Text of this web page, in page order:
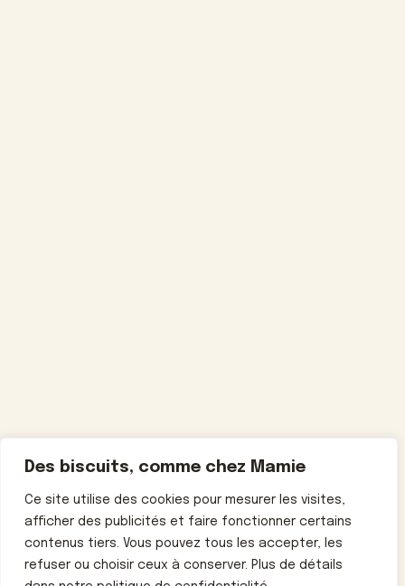
Des biscuits, comme chez Mamie
Ce site utilise des cookies pour mesurer les visites,
afficher des publicités et faire fonctionner certains
contenus tiers. Vous pouvez tous les accepter, les
refuser ou choisir ceux à conserver. Plus de détails